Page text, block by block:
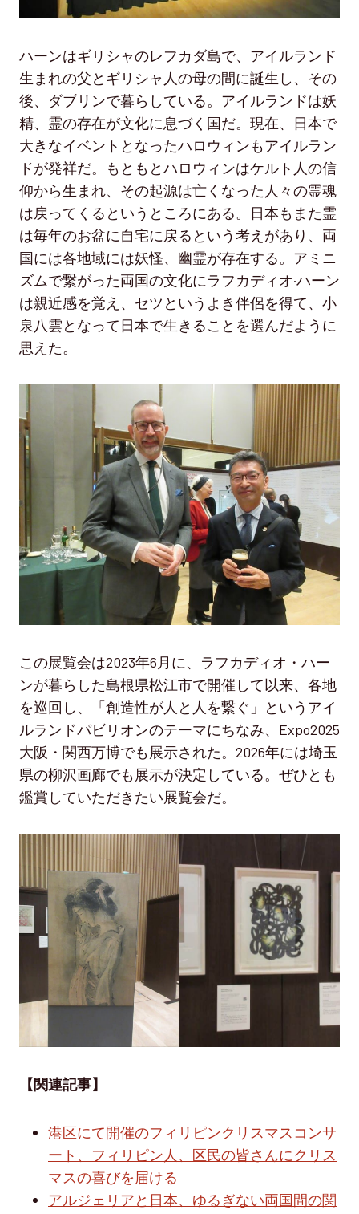
ハーンはギリシャのレフカダ島で、アイルランド
生まれの父とギリシャ人の母の間に誕生し、その
後、ダブリンで暮らしている。アイルランドは妖
精、霊の存在が文化に息づく国だ。現在、日本で
大きなイベントとなったハロウィンもアイルラン
ドが発祥だ。もともとハロウィンはケルト人の信
仰から生まれ、その起源は亡くなった人々の霊魂
は戻ってくるというところにある。日本もまた霊
は毎年のお盆に自宅に戻るという考えがあり、両
国には各地域には妖怪、幽霊が存在する。アミニ
ズムで繋がった両国の文化にラフカディオ·ハーン
は親近感を覚え、セツというよき伴侶を得て、小
泉八雲となって日本で生きることを選んだように
思えた。
この展覧会は2023年6月に、ラフカディオ・ハー
ンが暮らした島根県松江市で開催して以来、各地
を巡回し、「創造性が人と人を繋ぐ」というアイ
ルランドパビリオンのテーマにちなみ、Expo2025
大阪・関西万博でも展示された。2026年には埼玉
県の柳沢画廊でも展示が決定している。ぜひとも
鑑賞していただきたい展覧会だ。
【関連記事】
港区にて開催のフィリピンクリスマスコンサ
ート、フィリピン人、区民の皆さんにクリス
マスの喜びを届ける
アルジェリアと日本、ゆるぎない両国間の関